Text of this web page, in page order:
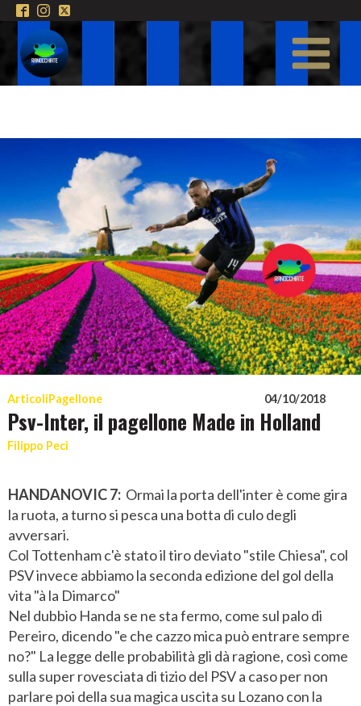
ArticoliPagellone 04/10/2018
Psv-Inter, il pagellone Made in Holland
Filippo Peci
HANDANOVIC 7: Ormai la porta dell'inter è come gira
la ruota, a turno si pesca una botta di culo degli
avversari.
Col Tottenham c'è stato il tiro deviato "stile Chiesa", col
PSV invece abbiamo la seconda edizione del gol della
vita "à la Dimarco"
Nel dubbio Handa se ne sta fermo, come sul palo di
Pereiro, dicendo "e che cazzo mica può entrare sempre
no?" La legge delle probabilità gli dà ragione, così come
sulla super rovesciata di tizio del PSV a caso per non
parlare poi della sua magica uscita su Lozano con la